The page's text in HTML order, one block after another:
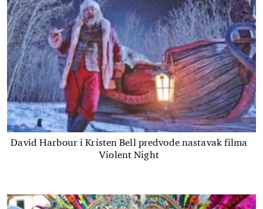
David Harbour i Kristen Bell predvode nastavak filma
Violent Night